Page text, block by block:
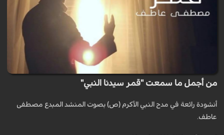
من أجمل ما سمعت "قمر سيدنا النبي"
أنشودة رائعة في مدح النبي الأكرم (ص) بصوت المنشد المبدع مصطفى
عاطف.